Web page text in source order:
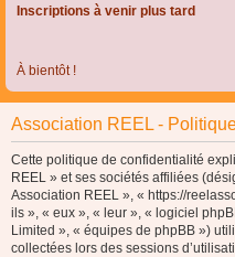
Inscriptions à venir plus tard
À bientôt !
Association REEL -
Cette politique de confidentialité
REEL » et ses sociétés affiliées
Association REEL », « https://
ils », « eux », « leur », « logiciel
Limited », « équipes de phpBB »)
collectées lors des sessions